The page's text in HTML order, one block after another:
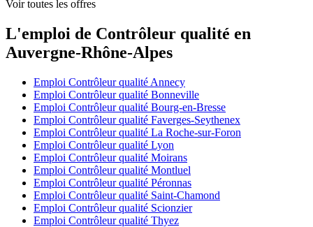
Voir toutes les offres
L'emploi de Contrôleur qualité en
Auvergne-Rhône-Alpes
Emploi Contrôleur qualité Annecy
Emploi Contrôleur qualité Bonneville
Emploi Contrôleur qualité Bourg-en-Bresse
Emploi Contrôleur qualité Faverges-Seythenex
Emploi Contrôleur qualité La Roche-sur-Foron
Emploi Contrôleur qualité Lyon
Emploi Contrôleur qualité Moirans
Emploi Contrôleur qualité Montluel
Emploi Contrôleur qualité Péronnas
Emploi Contrôleur qualité Saint-Chamond
Emploi Contrôleur qualité Scionzier
Emploi Contrôleur qualité Thyez